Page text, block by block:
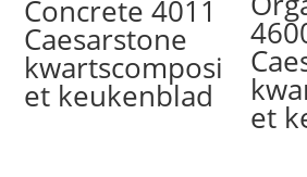
Concrete 4011
Caesarstone
kwartscomposi
et keukenblad
et